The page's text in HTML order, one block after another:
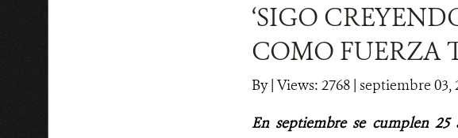
‘SIGO
COMO FUERZA
By| Views: 2768| septiembre 03,
En septiembre se cumplen